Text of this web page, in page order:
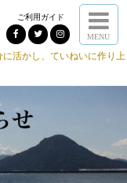
ご利用ガイド
MENU
活かし、ていねいに作り上